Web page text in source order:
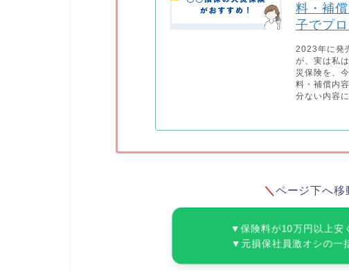
料・補
子でプロ
2023年に発
が、実は私
災保険を、
料・補償内
分ない内容
＼ ページ下へ移
▼保険料が10万円以上安
▼元損保社員激オシの一